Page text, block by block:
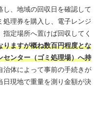
し、地域の回収日を確認して
理券を購入し、電子レンジ
定場所へ置けば回収してく
りますが概ね数百円程度とな
センター（ゴミ処理場）へ持
治体によって事前の手続きが
日現地で重量を測り金額が決